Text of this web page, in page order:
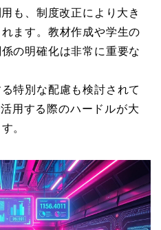
も、制度改正により大き
ます。教材作成や学生の
の明確化は非常に重要な
特別な配慮も検討されて
用する際のハードルが大
。